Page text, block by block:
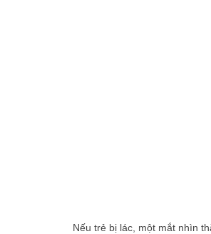
Nếu trẻ bị lác, một mắt nhìn